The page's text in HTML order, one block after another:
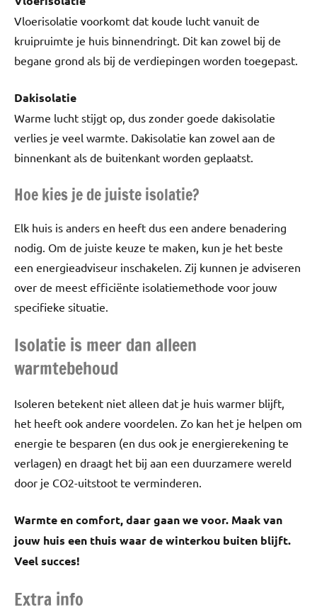
Vloerisolatie voorkomt dat koude lucht vanuit de
kruipruimte je huis binnendringt. Dit kan zowel bij de
begane grond als bij de verdiepingen worden toegepast.
Dakisolatie
Warme lucht stijgt op, dus zonder goede dakisolatie
verlies je veel warmte. Dakisolatie kan zowel aan de
binnenkant als de buitenkant worden geplaatst.
Hoe kies je de juiste isolatie?
Elk huis is anders en heeft dus een andere benadering
nodig. Om de juiste keuze te maken, kun je het beste
een energieadviseur inschakelen. Zij kunnen je adviseren
over de meest efficiënte isolatiemethode voor jouw
specifieke situatie.
Isolatie is meer dan alleen
warmtebehoud
Isoleren betekent niet alleen dat je huis warmer blijft,
het heeft ook andere voordelen. Zo kan het je helpen om
energie te besparen (en dus ook je energierekening te
verlagen) en draagt het bij aan een duurzamere wereld
door je CO2-uitstoot te verminderen.
Warmte en comfort, daar gaan we voor. Maak van
jouw huis een thuis waar de winterkou buiten blijft.
Veel succes!
Extra info